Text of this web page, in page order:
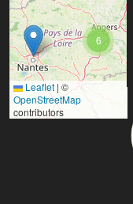
6
Leaflet | ©
OpenStreetMap
contributors